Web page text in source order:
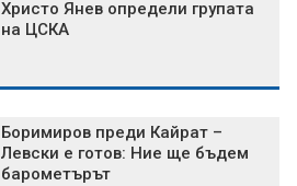
Христо Янев определи групата
на ЦСКА
Боримиров преди Кайрат –
Левски е готов: Ние ще бъдем
барометърът